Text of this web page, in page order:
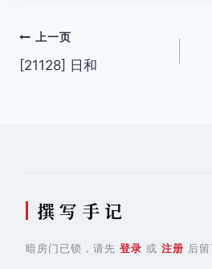
文
章
上一页
[21128] 日和
撰 写 手 记
暗房门已锁，请先 登录 或 注册 后留